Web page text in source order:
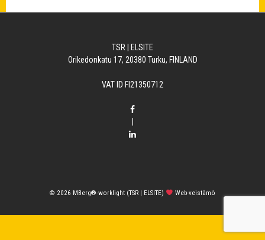
TSR | ELSITE
Orikedonkatu 17, 20380 Turku, FINLAND
VAT ID FI21350712
© 2026 MBerg®-worklight (TSR | ELSITE) Web-veistämö